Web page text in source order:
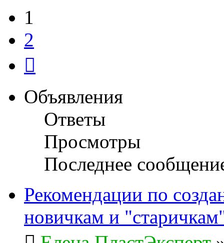
1
2
Объявления
Ответы
Просмотры
Последнее
Рекомендации по
новичкам и